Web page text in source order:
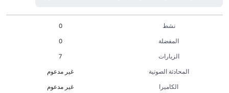
نشط
0
المفضلة
0
الزيارات
7
المحادثة الصوتية
غير مدعوم
الكاميرا
غير مدعوم